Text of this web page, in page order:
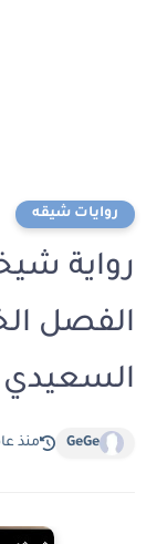
روايات شيقه
رواية
السعيدي
GeGe منذ